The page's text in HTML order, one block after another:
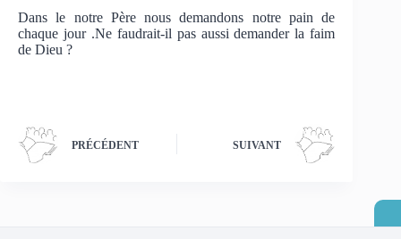
Dans le notre Père nous demandons notre pain de
chaque jour .Ne faudrait-il pas aussi demander la faim
de Dieu ?
PRÉCÉDENT SUIVANT